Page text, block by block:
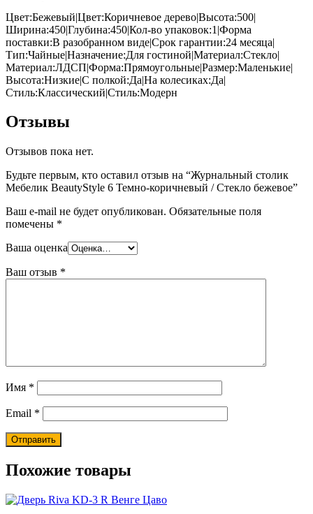
Цвет:Бежевый|Цвет:Коричневое дерево|Высота:500|
Ширина:450|Глубина:450|Кол-во упаковок:1|Форма
поставки:В разобранном виде|Срок гарантии:24 месяца|
Тип:Чайные|Назначение:Для гостиной|Материал:Стекло|
Материал:ЛДСП|Форма:Прямоугольные|Размер:Маленькие|
Высота:Низкие|С полкой:Да|На колесиках:Да|
Стиль:Классический|Стиль:Модерн
Отзывы
Отзывов пока нет.
Будьте первым, кто оставил отзыв на “Журнальный столик
Мебелик BeautyStyle 6 Темно-коричневый / Стекло бежевое”
Ваш e-mail не будет опубликован. Обязательные поля
помечены *
Ваша оценка
Ваш отзыв *
Имя *
Email *
Похожие товары